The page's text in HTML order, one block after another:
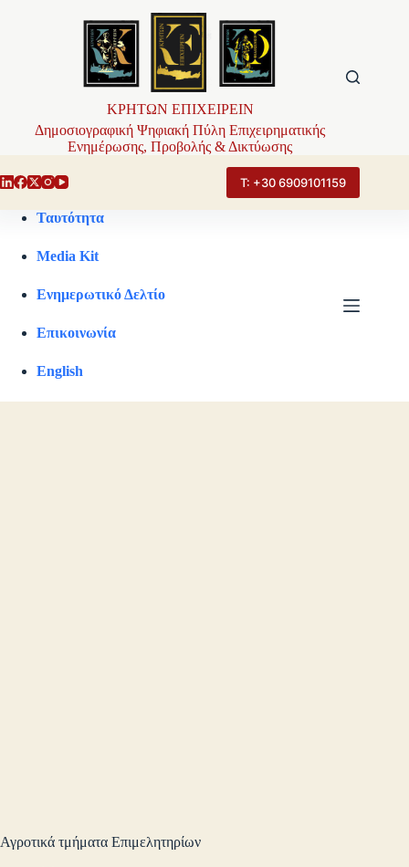
ΚΡΗΤΩΝ ΕΠΙΧΕΙΡΕΙΝ
Δημοσιογραφική Ψηφιακή Πύλη Επιχειρηματικής
Ενημέρωσης, Προβολής & Δικτύωσης
Τ: +30 6909101159
Ταυτότητα
Media Kit
Ενημερωτικό Δελτίο
Επικοινωνία
English
Αγροτικά τμήματα Επιμελητηρίων